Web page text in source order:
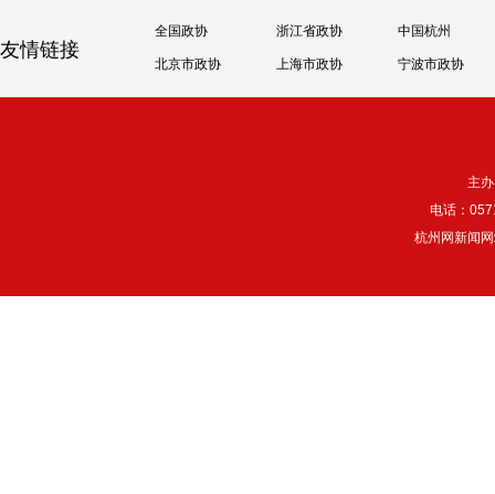
友情链接
全国政协 浙江省政协 中国杭州
北京市政协 上海市政协 宁波市政协
主
电话：
杭州网新闻